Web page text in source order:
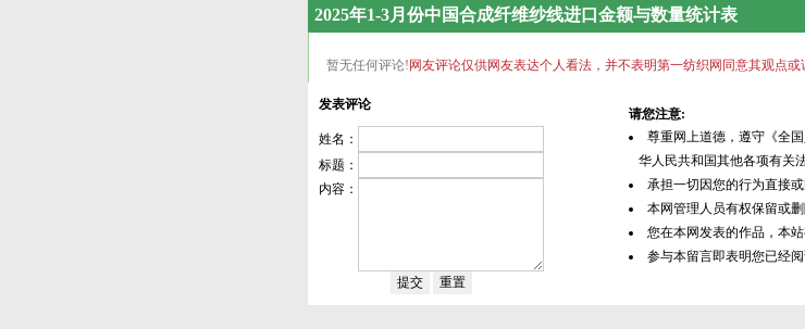
2025年1-3月份中国合成纤维纱线进口金额与数量统计表
暂无任何评论! 网友评论仅供网友表达个人看法，并不表明第一纺织网同意其观点或
发表评论
姓名：
标题：
内容：
请您注意:
尊重网上道德，遵守《全
华人民共和国其他各项有关
承担一切因您的行为直接
本网管理人员有权保留或
您在本网发表的作品，本
参与本留言即表明您已经